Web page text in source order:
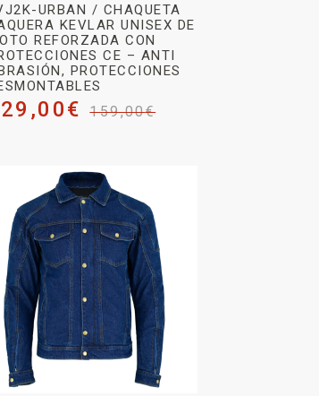
URBAN / CHAQUETA
KEVLAR UNISEX DE
REFORZADA CON
CE – ANTI
PROTECCIONES
159,00€
€